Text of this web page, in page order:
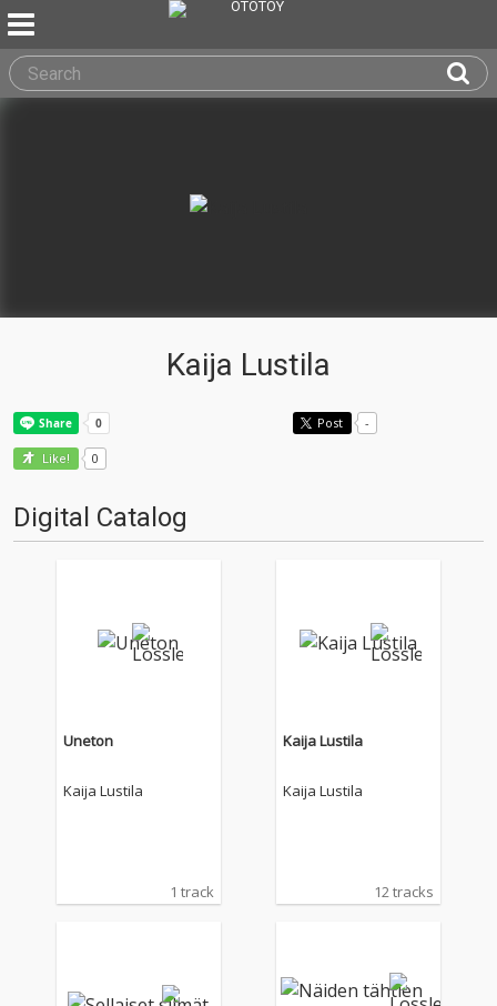
Kaija Lustila
Post -
Like! 0
Digital Catalog
Uneton
Kaija Lustila
1 track
Kaija Lustila
Kaija Lustila
12 tracks